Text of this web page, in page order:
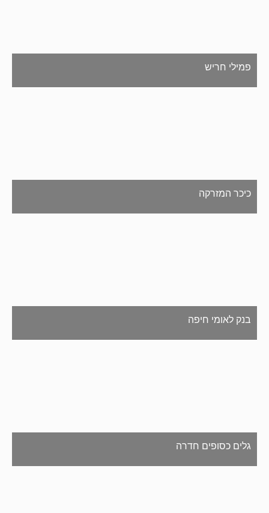
פמילי חריש
כיכר המזרקה
בנק לאומי חיפה
גלים כסופים חדרה